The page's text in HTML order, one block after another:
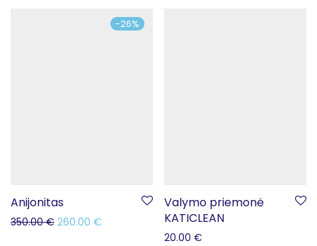
-26%
Anijonitas
350.00€ 260.00 €
Valymo priemonė
KATICLEAN
20.00 €